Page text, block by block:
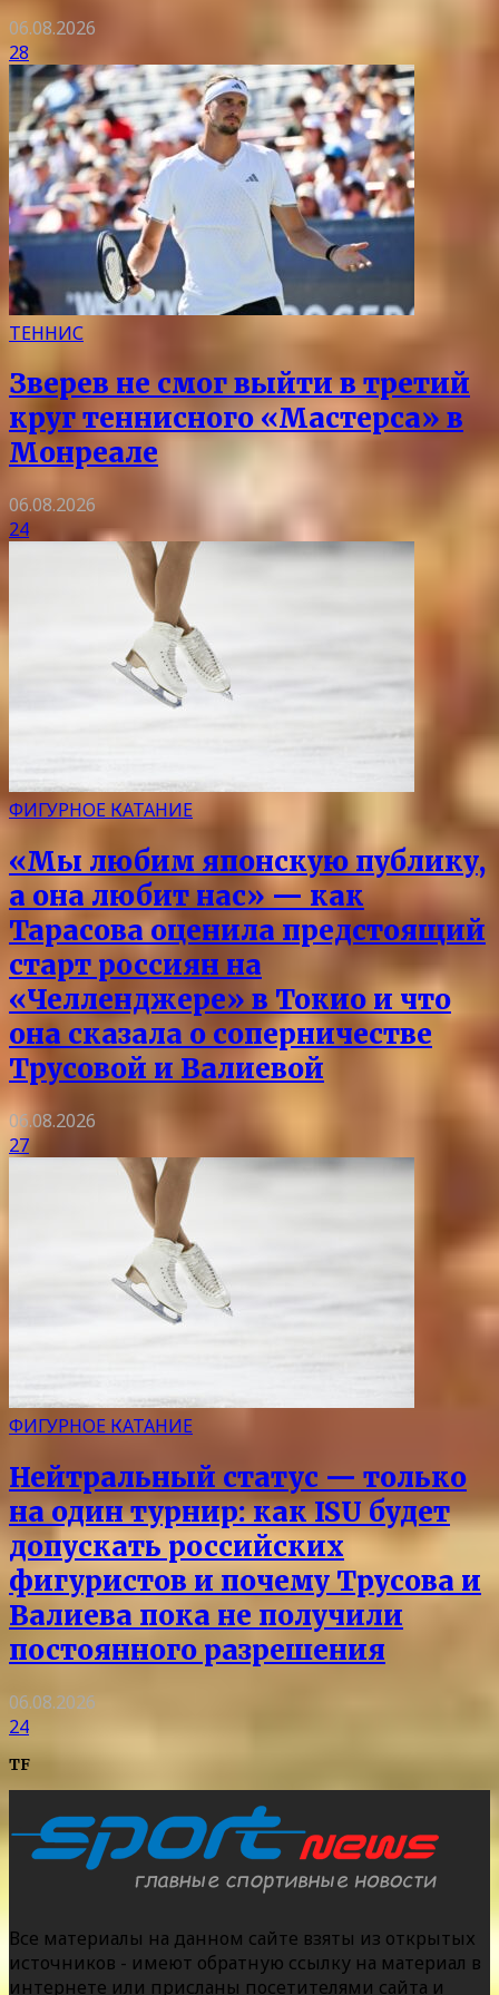
06.08.2026
28
ТЕННИС
Зверев не смог выйти в третий
круг теннисного «Мастерса» в
Монреале
06.08.2026
24
ФИГУРНОЕ КАТАНИЕ
«Мы любим японскую публику,
а она любит нас» — как
Тарасова оценила предстоящий
старт россиян на
«Челленджере» в Токио и что
она сказала о соперничестве
Трусовой и Валиевой
06.08.2026
27
ФИГУРНОЕ КАТАНИЕ
Нейтральный статус — только
на один турнир: как ISU будет
допускать российских
фигуристов и почему Трусова и
Валиева пока не получили
постоянного разрешения
06.08.2026
24
TF
Все материалы на данном сайте взяты из открытых
источников - имеют обратную ссылку на материал в
интернете или присланы посетителями сайта и